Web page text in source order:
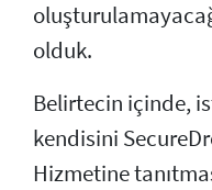
olduk.
Belirtecin içinde,
kendisini
Hizmetine